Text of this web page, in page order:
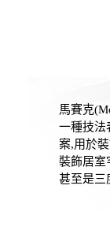
馬賽克
一種技法
案,用於
裝飾居室
甚至是三